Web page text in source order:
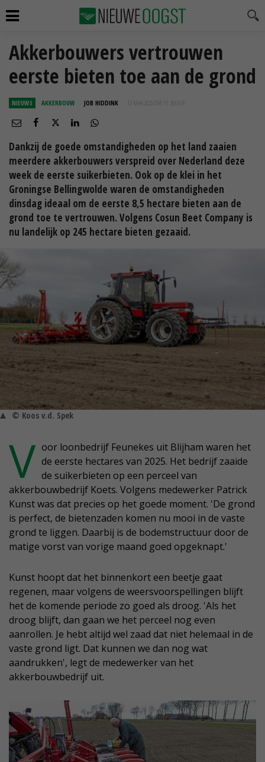
Akkerbouwers vertrouwen
eerste bieten toe aan de grond
NIEUWS AKKERBOUW JOB HIDDINK 12 MAA 2025 OM 11:30
Dankzij de goede omstandigheden op het land zaaien
meerdere akkerbouwers verspreid over Nederland deze
week de eerste suikerbieten. Ook op de klei in het
Groningse Bellingwolde waren de omstandigheden
dinsdag ideaal om de eerste 8,5 hectare bieten aan de
grond toe te vertrouwen. Volgens Cosun Beet Company is
nu landelijk op 245 hectare bieten gezaaid.
© Koos v.d. Spek
V oor loonbedrijf Feunekes uit Blijham waren het
de eerste hectares van 2025. Het bedrijf zaaide
de suikerbieten op een perceel van
akkerbouwbedrijf Koets. Volgens medewerker Patrick
Kunst was dat precies op het goede moment. 'De grond
is perfect, de bietenzaden komen nu mooi in de vaste
grond te liggen. Daarbij is de bodemstructuur door de
matige vorst van vorige maand goed opgeknapt.'
Kunst hoopt dat het binnenkort een beetje gaat
regenen, maar volgens de weersvoorspellingen blijft
het de komende periode zo goed als droog. 'Als het
droog blijft, dan gaan we het perceel nog even
aanrollen. Je hebt altijd wel zaad dat niet helemaal in de
vaste grond ligt. Dat kunnen we dan nog wat
aandrukken', legt de medewerker van het
akkerbouwbedrijf uit.